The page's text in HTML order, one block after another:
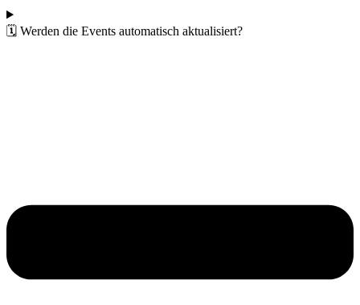
🗓️ Werden die Events automatisch aktualisiert?